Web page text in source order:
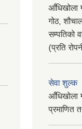
आँधिखोला
गोठ,
सम्पतिको
(प्रति
सेवा शुल्क
आँधिखोला
प्रमाणित